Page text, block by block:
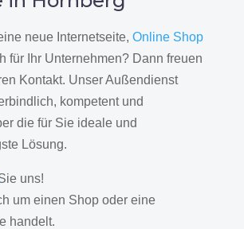
neue Internetseite, Online Shop
für Ihr Unternehmen? Dann freuen
Kontakt. Unser Außendienst
kompetent und
die für Sie ideale und
Lösung.
uns!
um einen Shop oder eine
handelt.